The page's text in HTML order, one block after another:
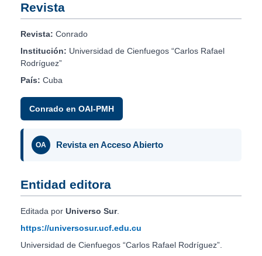
Revista
Revista: Conrado
Institución: Universidad de Cienfuegos “Carlos Rafael
Rodríguez”
País: Cuba
Conrado en OAI-PMH
OA Revista en Acceso Abierto
Entidad editora
Editada por Universo Sur.
https://universosur.ucf.edu.cu
Universidad de Cienfuegos “Carlos Rafael Rodríguez”.